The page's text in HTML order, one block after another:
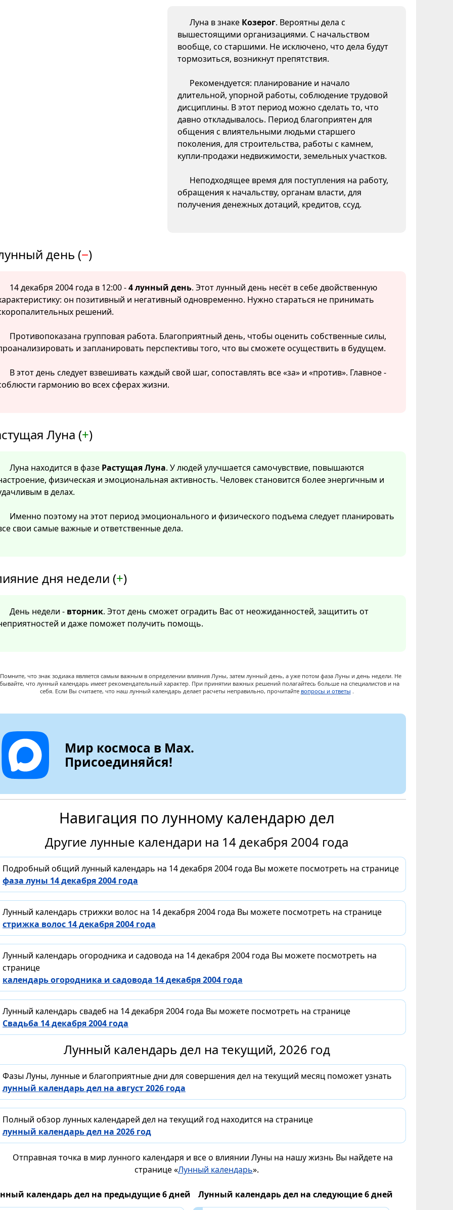
Луна в знаке Козерог. Вероятны дела с
вышестоящими организациями. С начальством
вообще, со старшими. Не исключено, что дела будут
тормозиться, возникнут препятствия.
Рекомендуется: планирование и начало
длительной, упорной работы, соблюдение трудовой
дисциплины. В этот период можно сделать то, что
давно откладывалось. Период благоприятен для
общения с влиятельными людьми старшего
поколения, для строительства, работы с камнем,
купли-продажи недвижимости, земельных участков.
Неподходящее время для поступления на работу,
обращения к начальству, органам власти, для
получения денежных дотаций, кредитов, ссуд.
день (−)
14 декабря 2004 года в 12:00 -4 лунный день. Этот лунный день несёт в себе двойственную
он позитивный и негативный одновременно. Нужно стараться не принимать
решений.
Противопоказана групповая работа. Благоприятный день, чтобы оценить собственные силы,
и запланировать перспективы того, что вы сможете осуществить в будущем.
В этот день следует взвешивать каждый свой шаг, сопоставлять все «за» и «против». Главное -
гармонию во всех сферах жизни.
Луна (+)
Луна находится в фазе Растущая Луна. У людей улучшается самочувствие, повышаются
физическая и эмоциональная активность. Человек становится более энергичным и
в делах.
Именно поэтому на этот период эмоционального и физического подъема следует планировать
свои самые важные и ответственные дела.
дня недели (+)
День недели - вторник. Этот день сможет оградить Вас от неожиданностей, защитить от
и даже поможет получить помощь.
Помните, что знак зодиака является самым важным в определении влияния Луны, затем лунный день, а уже потом фаза Луны и день недели. Не
что лунный календарь имеет рекомендательный характер. При принятии важных решений полагайтесь больше на специалистов и на
себя. Если Вы считаете, что наш лунный календарь делает расчеты неправильно, прочитайте вопросы и ответы .
Мир космоса в Max.
Присоединяйся!
Навигация по лунному календарю дел
Другие лунные календари на 14 декабря 2004 года
Подробный общий лунный календарь на 14 декабря 2004 года Вы можете посмотреть на странице
фаза луны 14 декабря 2004 года
Лунный календарь стрижки волос на 14 декабря 2004 года Вы можете посмотреть на странице
стрижка волос 14 декабря 2004 года
Лунный календарь огородника и садовода на 14 декабря 2004 года Вы можете посмотреть на
странице
календарь огородника и садовода 14 декабря 2004 года
Лунный календарь свадеб на 14 декабря 2004 года Вы можете посмотреть на странице
Свадьба 14 декабря 2004 года
Лунный календарь дел на текущий, 2026 год
Фазы Луны, лунные и благоприятные дни для совершения дел на текущий месяц поможет узнать
лунный календарь дел на август 2026 года
Полный обзор лунных календарей дел на текущий год находится на странице
лунный календарь дел на 2026 год
Отправная точка в мир лунного календаря и все о влиянии Луны на нашу жизнь Вы найдете на
странице «Лунный календарь».
календарь дел на предыдущие 6 дней Лунный календарь дел на следующие 6 дней